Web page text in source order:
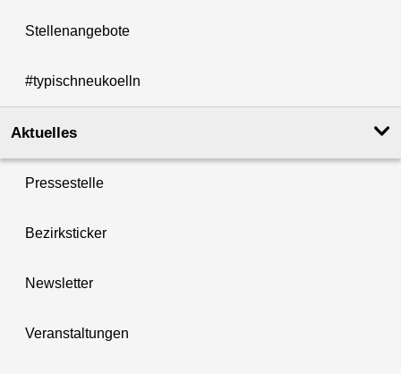
Stellenangebote
#typischneukoelln
Aktuelles
Pressestelle
Bezirksticker
Newsletter
Veranstaltungen